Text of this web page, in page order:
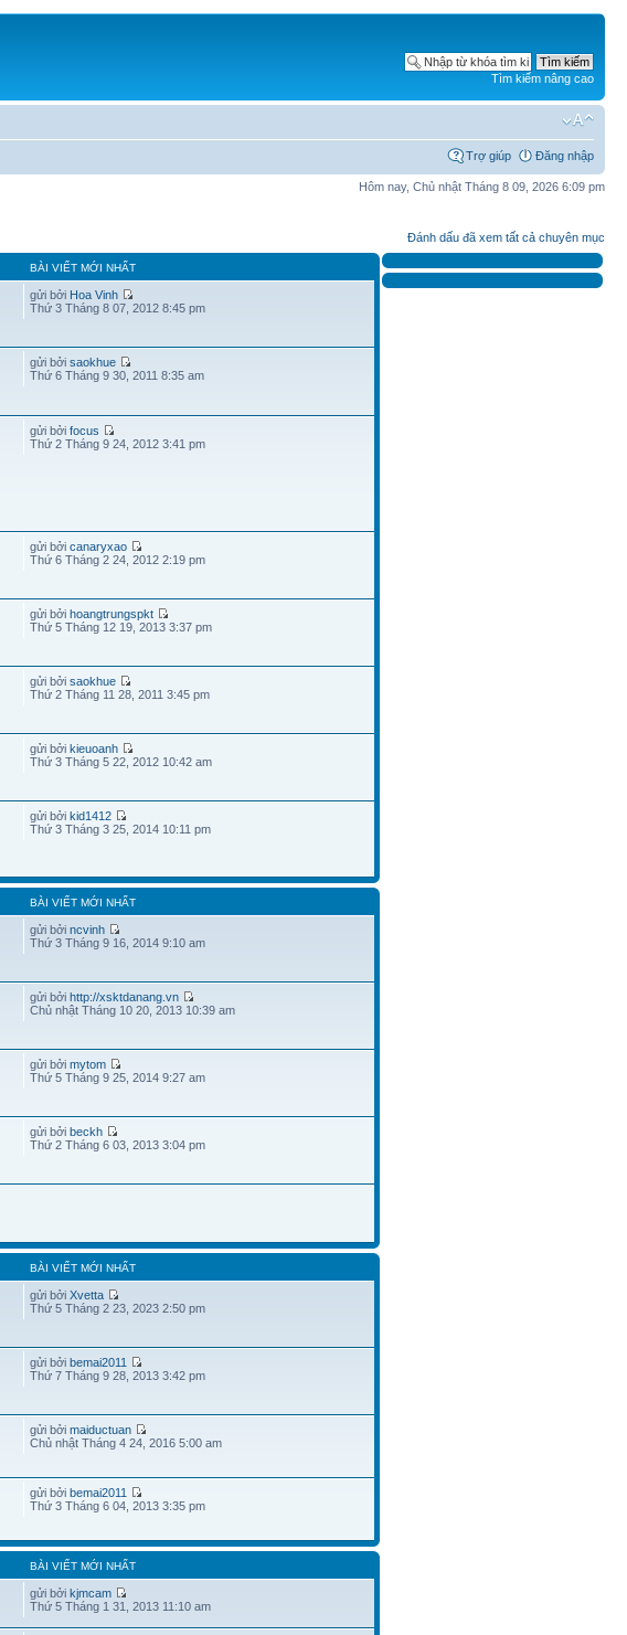
Tìm kiếm nâng cao
Trợ giúp Đăng nhập
Hôm nay, Chủ nhật Tháng 8 09, 2026 6:09 pm
Đánh dấu đã xem tất cả chuyên mục
BÀI VIẾT MỚI NHẤT
gửi bởi Hoa Vinh
Thứ 3 Tháng 8 07, 2012 8:45 pm
gửi bởisaokhue
Thứ 6 Tháng 9 30, 2011 8:35 am
gửi bởifocus
Thứ 2 Tháng 9 24, 2012 3:41 pm
gửi bởicanaryxao
Thứ 6 Tháng 2 24, 2012 2:19 pm
gửi bởihoangtrungspkt
Thứ 5 Tháng 12 19, 2013 3:37 pm
gửi bởisaokhue
Thứ 2 Tháng 11 28, 2011 3:45 pm
gửi bởikieuoanh
Thứ 3 Tháng 5 22, 2012 10:42 am
gửi bởikid1412
Thứ 3 Tháng 3 25, 2014 10:11 pm
BÀI VIẾT MỚI NHẤT
gửi bởincvinh
Thứ 3 Tháng 9 16, 2014 9:10 am
gửi bởihttp://xsktdanang.vn
Chủ nhật Tháng 10 20, 2013 10:39 am
gửi bởimytom
Thứ 5 Tháng 9 25, 2014 9:27 am
gửi bởibeckh
Thứ 2 Tháng 6 03, 2013 3:04 pm
BÀI VIẾT MỚI NHẤT
gửi bởiXvetta
Thứ 5 Tháng 2 23, 2023 2:50 pm
gửi bởibemai2011
Thứ 7 Tháng 9 28, 2013 3:42 pm
gửi bởimaiductuan
Chủ nhật Tháng 4 24, 2016 5:00 am
gửi bởibemai2011
Thứ 3 Tháng 6 04, 2013 3:35 pm
BÀI VIẾT MỚI NHẤT
gửi bởikjmcam
Thứ 5 Tháng 1 31, 2013 11:10 am